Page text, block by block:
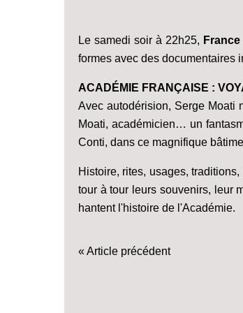
Le samedi soir à 22h25,
formes avec des documentaires
ACADÉMIE FRANÇAISE :
Avec autodérision, Serge Moati
Moati, académicien… un
Conti, dans ce magnifique
Histoire, rites, usages,
tour à tour leurs souvenirs, leur
hantent l'histoire de l'Académie.
« Article précédent